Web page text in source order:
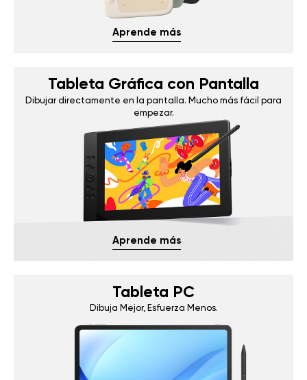
Aprende más
Tableta Gráfica con Pantalla
Dibujar directamente en la pantalla. Mucho más fácil para
empezar.
Aprende más
Tableta PC
Dibuja Mejor, Esfuerza Menos.